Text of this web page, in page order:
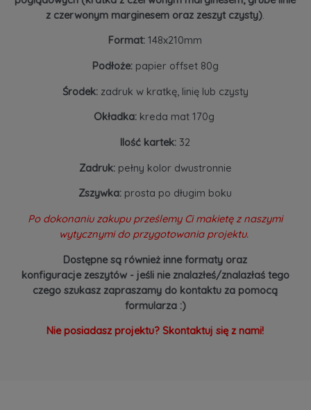
z czerwonym marginesem oraz zeszyt czysty)
Format:148x210mm
Podłoże: papier offset 80g
Środek:zadruk w kratkę, linię lub czysty
Okładka:kreda mat 170g
Ilość kartek: 32
Zadruk:pełny kolor dwustronnie
Zszywka: prosta po długim boku
Po dokonaniu zakupu prześlemy Ci makietę z naszymi
wytycznymi do przygotowania projektu.
Dostępne są również inne formaty oraz
konfiguracje zeszytów - jeśli nie znalazłeś/znalazłaś tego
czego szukasz zapraszamy do kontaktu za pomocą
formularza :)
Nie posiadasz projektu? Skontaktuj się z nami!